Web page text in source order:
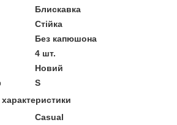
Блискавка
Стійка
Без капюшона
4 шт.
Новий
S
Casual